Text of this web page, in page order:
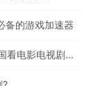
备的游戏加速器
海外用户如何解锁腾讯视频地区限制？翻墙回国看电影电视剧综艺